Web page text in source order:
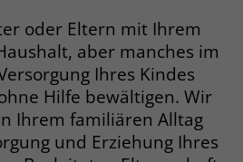
oder Eltern mit Ihrem
aber manches im
Ihres Kindes
Hilfe bewältigen. Wir
Ihrem familiären Alltag
und Erziehung Ihres
liebenau.de
die Zustände des Benutzers bei
bei.
Cookie wird gesetzt, wenn ein
einen Klick auf eine Google
auf die Website gelangt.
Informationen darüber,